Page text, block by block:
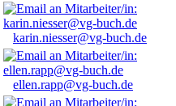
karin.niesser@vg-buch.de
ellen.rapp@vg-buch.de